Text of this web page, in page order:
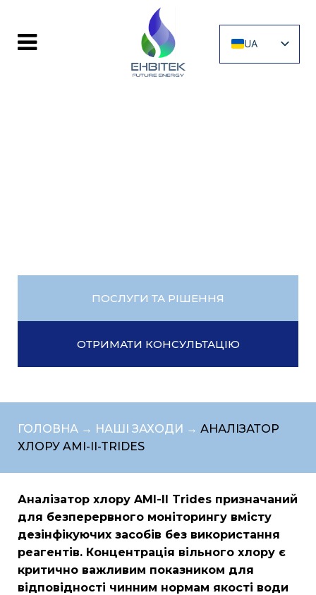
UA
EN
ПОСЛУГИ ТА РІШЕННЯ
ОТРИМАТИ КОНСУЛЬТАЦІЮ
ГОЛОВНА → НАШІ ЗАХОДИ → АНАЛІЗАТОР
ХЛОРУ AMI-II-TRIDES
Аналізатор хлору AMI-II Trides призначаний
для безперервного моніторингу вмісту
дезінфікуючих засобів без використання
реагентів. Концентрація вільного хлору є
критично важливим показником для
відповідності чинним нормам якості води